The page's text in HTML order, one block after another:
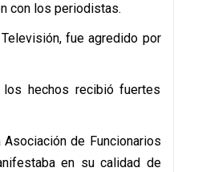
con los periodistas.
fue agredido por
los hechos recibió fuertes
de Funcionarios
en su calidad de